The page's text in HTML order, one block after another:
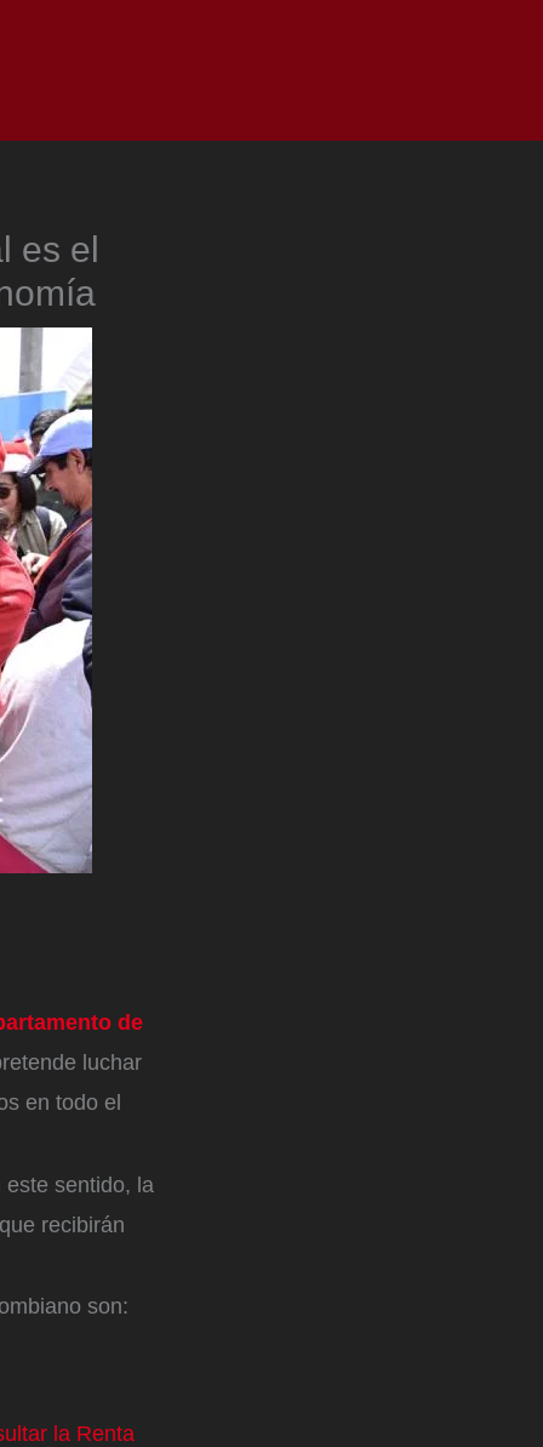
es el
de
luchar
en todo el
este sentido, la
recibirán
son:
la Renta